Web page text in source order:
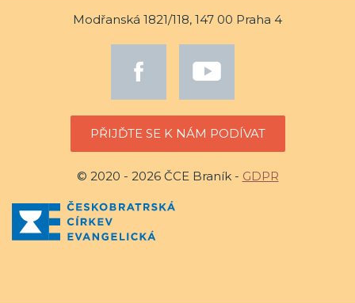
Modřanská 1821/118, 147 00 Praha 4
PŘIJĎTE SE K NÁM PODÍVAT
© 2020 - 2026 ČCE Braník - GDPR